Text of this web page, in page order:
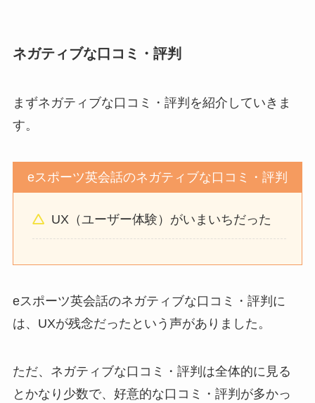
ネガティブな口コミ・評判
まずネガティブな口コミ・評判を紹介していきま
す。
eスポーツ英会話のネガティブな口コミ・評判
UX（ユーザー体験）がいまいちだった
eスポーツ英会話のネガティブな口コミ・評判に
は、UXが残念だったという声がありました。
ただ、ネガティブな口コミ・評判は全体的に見る
とかなり少数で、好意的な口コミ・評判が多かっ